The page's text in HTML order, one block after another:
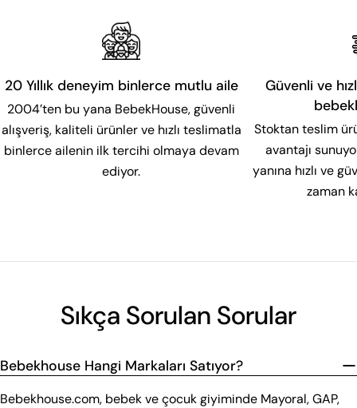
20 Yıllık deneyim binlerce mutlu aile
2004’ten bu yana BebekHouse, güvenli
alışveriş, kaliteli ürünler ve hızlı teslimatla
binlerce ailenin ilk tercihi olmaya devam
ediyor.
Güvenli ve
Stoktan teslim
avantajı
yanına hızlı ve
zaman
Sıkça Sorulan Sorular
Bebekhouse Hangi Markaları Satıyor?
Bebekhouse.com, bebek ve çocuk giyiminde Mayoral, GAP,